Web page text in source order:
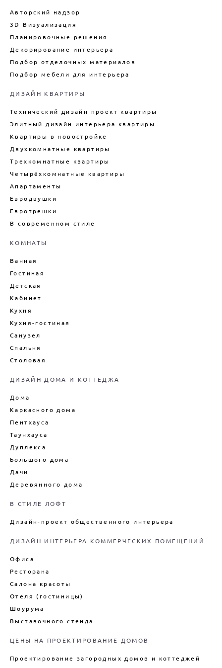
ДИЗАЙН ИНТЕРЬЕРА
ЗАГОРОДНОГО ДОМА
АПАРТАМЕНТОВ
ДИЗАЙН ИНТЕРЬЕРА ТАУНХАУСА
ДИЗАЙН КВАРТИРЫ В СТИЛЕ
ДИЗАЙН ДУПЛЕКСА
НОВОСТРОЙКЕ
ТЕХНИЧЕСКИЙ ДИЗАЙН
КВАРТИРЫ
ВНУТРЕННИЙ ИНТЕРЬЕР
ДИЗАЙН БОЛЬШОГО ДОМА
ДИЗАЙН ДОМА ПОД КЛЮЧ
ДИЗАЙН ИНТЕРЬЕРА ДАЧИ
ПОДБОР МЕБЕЛИ ДЛЯ ИНТЕРЬЕРА
ВАННОЙ
ГОСТИНОЙ
ЦЕНЫ НА ПРОЕКТИРОВАНИЕ
РАЗРАБОТКА ДИЗАЙНА
ВЫСТАВОЧНОГО СТЕНДА
ДИЗАЙН-ПРОЕКТ ОТЕЛЯ
ПОДБОР ОТДЕЛОЧНЫХ МАТЕРИАЛОВ
Авторский надзор
3D Визуализация
Планировочные решения
Декорирование интерьера
Подбор отделочных материалов
Подбор мебели для интерьера
ДИЗАЙН КВАРТИРЫ
Технический дизайн проект квартиры
Элитный дизайн интерьера квартиры
Квартиры в новостройке
Двухкомнатные квартиры
Трехкомнатные квартиры
Четырёхкомнатные квартиры
Апартаменты
Евродвушки
Евротрешки
В современном стиле
КОМНАТЫ
Ванная
Гостиная
Детская
Кабинет
Кухня
Кухня-гостиная
Санузел
Спальня
Столовая
ДИЗАЙН ДОМА И КОТТЕДЖА
Дома
Каркасного дома
Пентхауса
Таунхауса
Дуплекса
Большого дома
Дачи
Деревянного дома
В СТИЛЕ ЛОФТ
Дизайн-проект общественного интерьера
ДИЗАЙН ИНТЕРЬЕРА КОММЕРЧЕСКИХ ПОМЕЩЕНИЙ
Офиса
Ресторана
Салона красоты
Отеля (гостиницы)
Шоурума
Выставочного стенда
ЦЕНЫ НА ПРОЕКТИРОВАНИЕ ДОМОВ
Проектирование загородных домов и коттеджей